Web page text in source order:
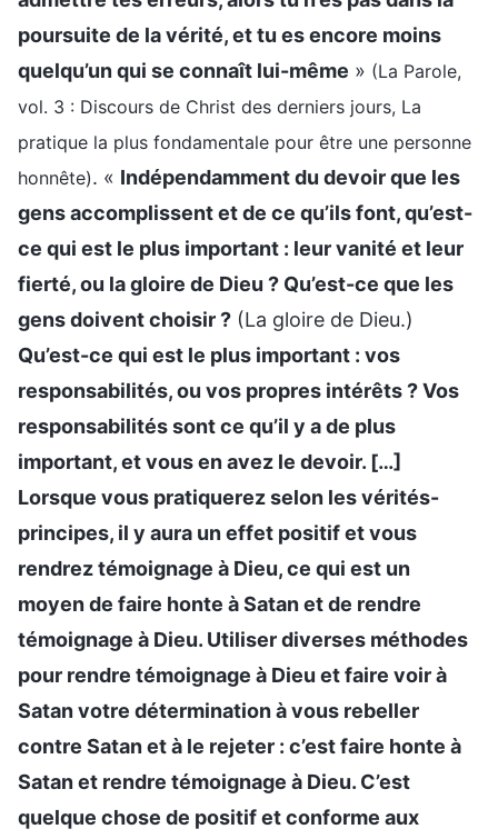
poursuite de la vérité, et tu es encore moins
quelqu’un qui se connaît lui-même » (La Parole,
vol. 3 : Discours de Christ des derniers jours, La
pratique la plus fondamentale pour être une personne
honnête). « Indépendamment du devoir que les
gens accomplissent et de ce qu’ils font, qu’est-
ce qui est le plus important : leur vanité et leur
fierté, ou la gloire de Dieu ? Qu’est-ce que les
gens doivent choisir ? (La gloire de Dieu.)
Qu’est-ce qui est le plus important : vos
responsabilités, ou vos propres intérêts ? Vos
responsabilités sont ce qu’il y a de plus
important, et vous en avez le devoir. […]
Lorsque vous pratiquerez selon les vérités-
principes, il y aura un effet positif et vous
rendrez témoignage à Dieu, ce qui est un
moyen de faire honte à Satan et de rendre
témoignage à Dieu. Utiliser diverses méthodes
pour rendre témoignage à Dieu et faire voir à
Satan votre détermination à vous rebeller
contre Satan et à le rejeter : c’est faire honte à
Satan et rendre témoignage à Dieu. C’est
quelque chose de positif et conforme aux